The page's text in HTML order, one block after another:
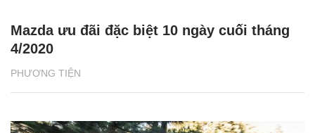
PHƯƠNG TIỆN
Mazda ưu đãi đặc biệt 10 ngày cuối tháng
4/2020